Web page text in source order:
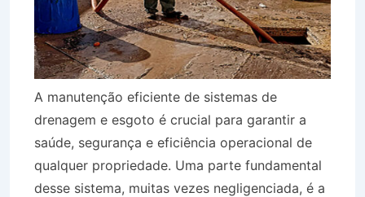
A manutenção eficiente de sistemas de
drenagem e esgoto é crucial para garantir a
saúde, segurança e eficiência operacional de
qualquer propriedade. Uma parte fundamental
desse sistema, muitas vezes negligenciada, é a